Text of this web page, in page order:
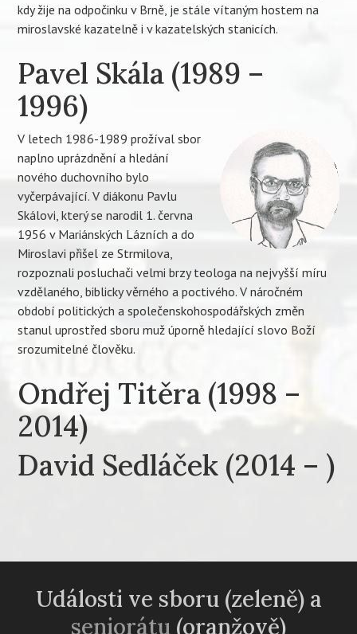
kdy žije na odpočinku v Brně, je stále vítaným hostem na
miroslavské kazatelně i v kazatelských stanicích.
Pavel Skála (1989 –
1996)
V letech 1986-1989 prožíval sbor
naplno uprázdnění a hledání
nového duchovního bylo
vyčerpávající. V diákonu Pavlu
Skálovi, který se narodil 1. června
1956 v Mariánských Lázních a do
Miroslavi přišel ze Strmilova,
rozpoznali posluchači velmi brzy teologa na nejvyšší míru
vzdělaného, biblicky věrného a poctivého. V náročném
období politických a společenskohospodářských změn
stanul uprostřed sboru muž úporně hledající slovo Boží
srozumitelné člověku.
Ondřej Titěra (1998 –
2014)
David Sedláček (2014 – )
Události ve sboru (zeleně) a
seniorátu (oranžově)